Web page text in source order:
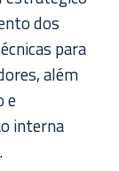
dos
para
além
e
interna